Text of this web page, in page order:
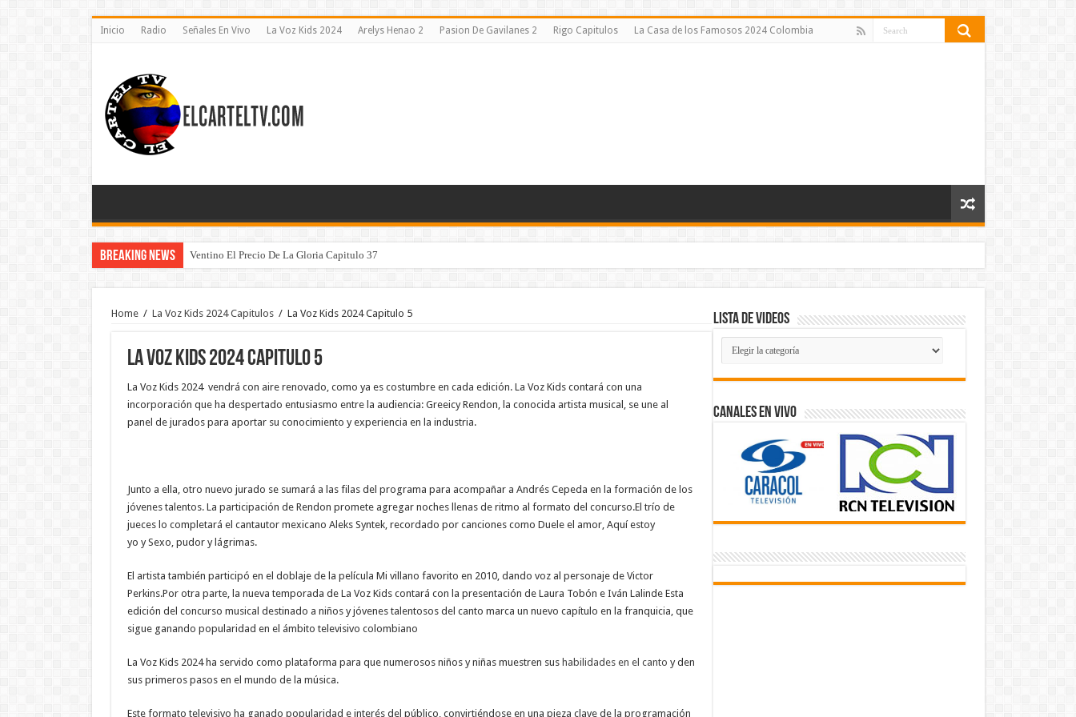
Inicio Radio Señales En Vivo La Voz Kids 2024 Arelys Henao 2 Pasion De Gavilanes 2 Rigo Capitulos La Casa de los Famosos 2024 Colombia
Breaking News Ventino El Precio De La Gloria Capitulo 37
La Casa de los Famosos 2024 Colombia Capitulo 42
Home / La Voz Kids 2024 Capitulos / La Voz Kids 2024 Capitulo 5
La Voz Kids 2024 Capitulo 5
La Voz Kids 2024 vendrá con aire renovado, como ya es costumbre en cada edición. La Voz Kids contará con una
incorporación que ha despertado entusiasmo entre la audiencia: Greeicy Rendon, la conocida artista musical, se une al
panel de jurados para aportar su conocimiento y experiencia en la industria.
Junto a ella, otro nuevo jurado se sumará a las filas del programa para acompañar a Andrés Cepeda en la formación de los
jóvenes talentos. La participación de Rendon promete agregar noches llenas de ritmo al formato del concurso.El trío de
jueces lo completará el cantautor mexicano Aleks Syntek, recordado por canciones como Duele el amor, Aquí estoy
yo y Sexo, pudor y lágrimas.
El artista también participó en el doblaje de la película Mi villano favorito en 2010, dando voz al personaje de Victor
Perkins.Por otra parte, la nueva temporada de La Voz Kids contará con la presentación de Laura Tobón e Iván Lalinde Esta
edición del concurso musical destinado a niños y jóvenes talentosos del canto marca un nuevo capítulo en la franquicia, que
sigue ganando popularidad en el ámbito televisivo colombiano
La Voz Kids 2024 ha servido como plataforma para que numerosos niños y niñas muestren sus habilidades en el canto y den
sus primeros pasos en el mundo de la música.
Este formato televisivo ha ganado popularidad e interés del público, convirtiéndose en una pieza clave de la programación
Lista de Videos
Lista
de
Videos
Canales En Vivo